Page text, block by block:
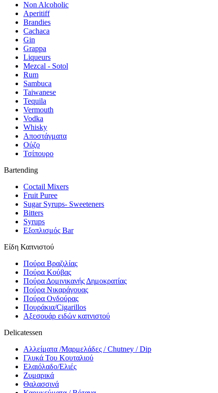
Non Alcoholic
Aperitiff
Brandies
Cachaca
Gin
Grappa
Liqueurs
Mezcal - Sotol
Rum
Sambuca
Taiwanese
Tequila
Vermouth
Vodka
Whisky
Αποστάγματα
Ούζο
Τσίπουρο
Bartending
Coctail Mixers
Fruit Puree
Sugar Syrups- Sweeteners
Bitters
Syrups
Εξοπλισμός Bar
Είδη Καπνιστού
Πούρα Βραζιλίας
Πούρα Κούβας
Πούρα Δομινικανής Δημοκρατίας
Πούρα Νικαράγουας
Πούρα Ονδούρας
Πουράκια/Cigarillos
Αξεσουάρ ειδών καπνιστού
Delicatessen
Αλλείματα /Μαρμελάδες / Chutney / Dip
Γλυκά Του Κουταλιού
Ελαιόλαδο/Ελιές
Ζυμαρικά
Θαλασσινά